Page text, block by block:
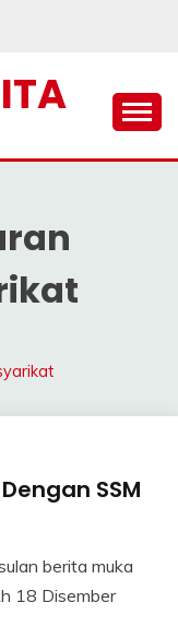
SSM
berita muka
18 Disember